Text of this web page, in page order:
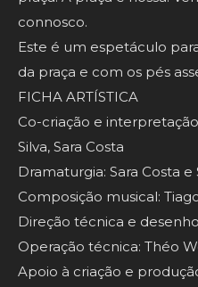
connosco.
Este é um espetáculo
da praça e com os pés
FICHA ARTÍSTICA
Co-criação e
Silva, Sara Costa
Dramaturgia: Sara Costa e
Composição musical:
Direção técnica e
Operação técnica: Théo
Apoio à criação e